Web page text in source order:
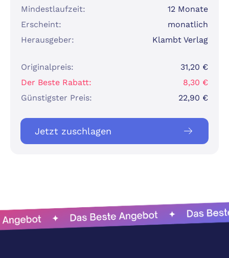
Mindestlaufzeit:
12 Monate
Erscheint:
monatlich
Herausgeber:
Klambt Verlag
Originalpreis:
31,20 €
Der Beste Rabatt:
8,30 €
Günstigster Preis:
22,90 €
Jetzt zuschlagen